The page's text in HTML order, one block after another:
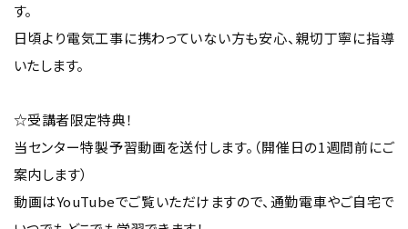
す。
日頃より電気工事に携わっていない方も安心、親切丁寧に指導
いたします。
☆受講者限定特典！
当センター特製予習動画を送付します。（開催日の1週間前にご
案内します）
動画はYouTubeでご覧いただけますので、通勤電車やご自宅で